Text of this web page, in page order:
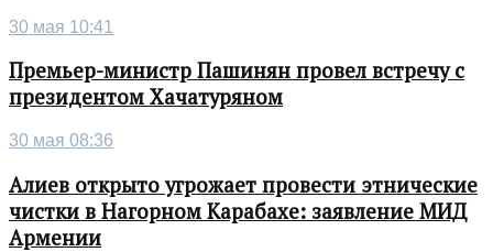
30 мая 10:41
Премьер-министр Пашинян провел встречу с
президентом Хачатуряном
30 мая 08:36
Алиев открыто угрожает провести этнические
чистки в Нагорном Карабахе: заявление МИД
Армении